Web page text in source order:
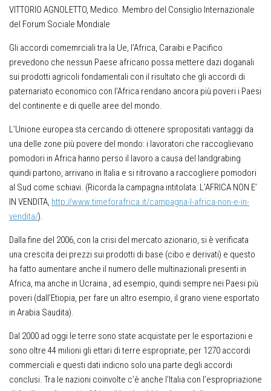
VITTORIO AGNOLETTO, Medico. Membro del Consiglio Internazionale
del Forum Sociale Mondiale
Gli accordi comemrciali tra la Ue, l’Africa, Caraibi e Pacifico
prevedono che nessun Paese africano possa mettere dazi doganali
sui prodotti agricoli fondamentali con il risultato che gli accordi di
paternariato economico con l’Africa rendano ancora più poveri i Paesi
del continente e di quelle aree del mondo.
L’Unione europea sta cercando di ottenere spropositati vantaggi da
una delle zone più povere del mondo: i lavoratori che raccoglievano
pomodori in Africa hanno perso il lavoro a causa del landgrabing
quindi partono, arrivano in Italia e si ritrovano a raccogliere pomodori
al Sud come schiavi. (Ricorda la campagna intitolata: L’AFRICA NON E’
IN VENDITA, http://www.timeforafrica.it/campagna-l-africa-non-e-in-
vendita/).
Dalla fine del 2006, con la crisi del mercato azionario, si è verificata
una crescita dei prezzi sui prodotti di base (cibo e derivati) e questo
ha fatto aumentare anche il numero delle multinazionali presenti in
Africa, ma anche in Ucraina , ad esempio, quindi sempre nei Paesi più
poveri (dall’Etiopia, per fare un altro esempio, il grano viene esportato
in Arabia Saudita).
Dal 2000 ad oggi le terre sono state acquistate per le esportazioni e
sono oltre 44 milioni gli ettari di terre espropriate, per 1270 accordi
commerciali e questi dati indicno solo una parte degli accordi
conclusi. Tra le nazioni coinvolte c’è anche l’Italia con l’espropriazione